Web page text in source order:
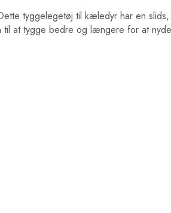
tyggelegetøj til kæledyr har en slids,
at tygge bedre og længere for at